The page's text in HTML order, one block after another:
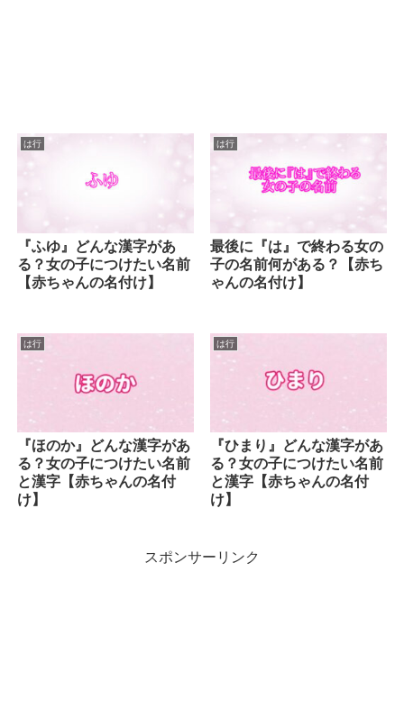
は行
『ふゆ』どんな漢字があ
る？女の子につけたい名前
【赤ちゃんの名付け】
は行
最後に『は』で終わる女の
子の名前何がある？【赤ち
ゃんの名付け】
は行
『ほのか』どんな漢字があ
る？女の子につけたい名前
と漢字【赤ちゃんの名付
け】
は行
『ひまり』どんな漢字があ
る？女の子につけたい名前
と漢字【赤ちゃんの名付
け】
スポンサーリンク